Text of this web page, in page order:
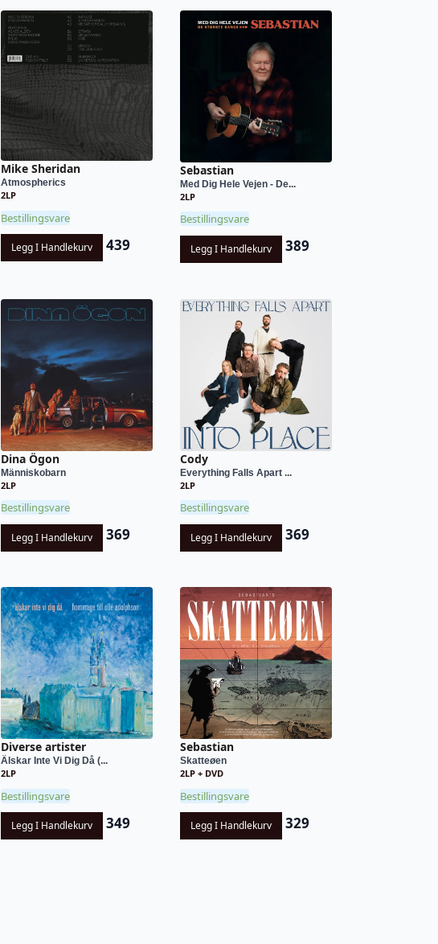
Mike Sheridan
Atmospherics
2LP
Bestillingsvare
Legg I Handlekurv 439
Sebastian
Med Dig Hele Vejen - De...
2LP
Bestillingsvare
Legg I Handlekurv 389
Dina Ögon
Människobarn
2LP
Bestillingsvare
Legg I Handlekurv 369
Cody
Everything Falls Apart ...
2LP
Bestillingsvare
Legg I Handlekurv 369
Diverse artister
Älskar Inte Vi Dig Då (...
2LP
Bestillingsvare
Legg I Handlekurv 349
Sebastian
Skatteøen
2LP + DVD
Bestillingsvare
Legg I Handlekurv 329